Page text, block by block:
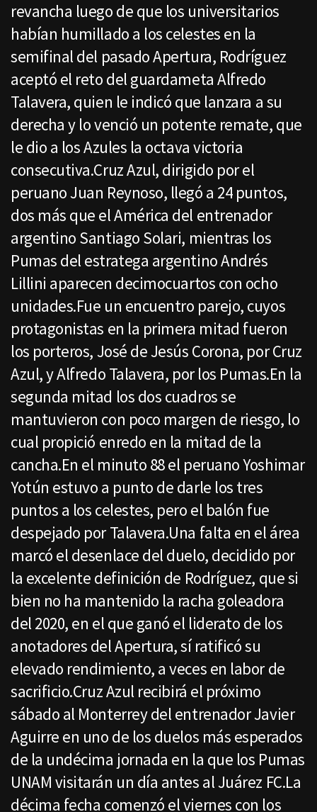
revancha luego de que los universitarios
habían humillado a los celestes en la
semifinal del pasado Apertura, Rodríguez
aceptó el reto del guardameta Alfredo
Talavera, quien le indicó que lanzara a su
derecha y lo venció un potente remate, que
le dio a los Azules la octava victoria
consecutiva.Cruz Azul, dirigido por el
peruano Juan Reynoso, llegó a 24 puntos,
dos más que el América del entrenador
argentino Santiago Solari, mientras los
Pumas del estratega argentino Andrés
Lillini aparecen decimocuartos con ocho
unidades.Fue un encuentro parejo, cuyos
protagonistas en la primera mitad fueron
los porteros, José de Jesús Corona, por Cruz
Azul, y Alfredo Talavera, por los Pumas.En la
segunda mitad los dos cuadros se
mantuvieron con poco margen de riesgo, lo
cual propició enredo en la mitad de la
cancha.En el minuto 88 el peruano Yoshimar
Yotún estuvo a punto de darle los tres
puntos a los celestes, pero el balón fue
despejado por Talavera.Una falta en el área
marcó el desenlace del duelo, decidido por
la excelente definición de Rodríguez, que si
bien no ha mantenido la racha goleadora
del 2020, en el que ganó el liderato de los
anotadores del Apertura, sí ratificó su
elevado rendimiento, a veces en labor de
sacrificio.Cruz Azul recibirá el próximo
sábado al Monterrey del entrenador Javier
Aguirre en uno de los duelos más esperados
de la undécima jornada en la que los Pumas
UNAM visitarán un día antes al Juárez FC.La
décima fecha comenzó el viernes con los